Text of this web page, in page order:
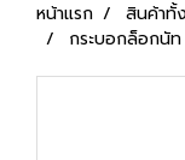
หน้าแรก สินค้าทั้
กระบอกล็อกนัท